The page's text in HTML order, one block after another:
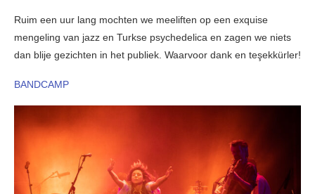
Ruim een uur lang mochten we meeliften op een exquise
mengeling van jazz en Turkse psychedelica en zagen we niets
dan blije gezichten in het publiek. Waarvoor dank en teşekkürler!
BANDCAMP